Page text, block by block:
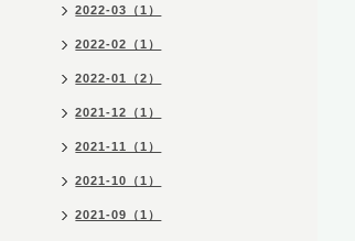
2022-03（1）
2022-02（1）
2022-01（2）
2021-12（1）
2021-11（1）
2021-10（1）
2021-09（1）